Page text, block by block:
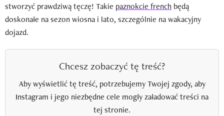
stworzyć prawdziwą tęczę! Takie paznokcie french będą
doskonałe na sezon wiosna i lato, szczególnie na wakacyjny
dojazd.
Chcesz zobaczyć tę treść?
Aby wyświetlić tę treść, potrzebujemy Twojej zgody, aby
Instagram i jego niezbędne cele mogły załadować treści na
tej stronie.